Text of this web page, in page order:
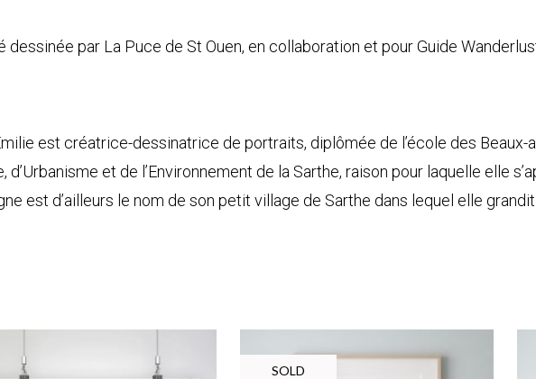
par La Puce de St Ouen, en collaboration et pour Guide
est créatrice-dessinatrice de portraits, diplômée de l’école des Beaux-
et de l’Environnement de la Sarthe, raison pour laquelle elle
est d’ailleurs le nom de son petit village de Sarthe dans lequel elle
SOLD